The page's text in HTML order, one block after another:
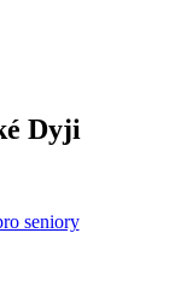
Dyji
seniory